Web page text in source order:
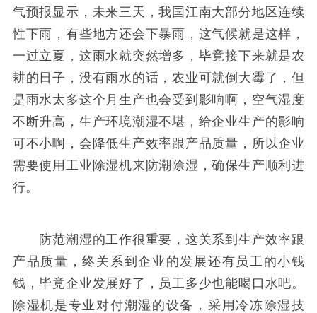
气预报显示，未来三天，我国江南大部分地区连续
性下雨，有些地方还会下暴雨，这气候就是这样，
一过立夏，这雨水就突然增多，毕竟接下来就是农
耕的日子，没有雨水的话，农业可就倒大霉了，但
是雨水太多这个月生产也会受到影响啊，空气湿度
不断升高，生产环境潮湿不堪，给企业生产的影响
可不小啊，会降低生产效率跟产品质量，所以企业
需要使用工业除湿机来防潮除湿，确保生产顺利进
行。
防范潮湿的工作很重要，这关系到生产效率跟
产品质量，终关系到企业的发展还有员工的小钱
钱，毕竟企业发展好了，员工多少也能喝口水吧。
除湿机是专业对付潮湿的设备，采用冷冻除湿技